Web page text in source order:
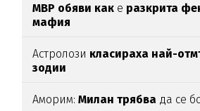
МВР обяви как е разкрита
мафия
Астролози класираха най-
зодии
Аморим:Милан трябва да се